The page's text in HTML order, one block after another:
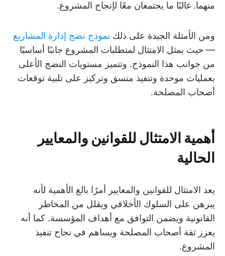
منهما. غالبًا ما يجتمعان معًا لإنجاح المشروع.
ومن الأمثلة الجيدة على ذلك نموذج نضج إدارة المشاريع
— حيث يمثل الامتثال لمتطلبات المشروع جانبًا أساسيًا
من جوانب هذا النموذج. وتتميز مستويات النضج الأعلى
بعمليات موحدة وتنفيذ متسق وتركيز على تلبية توقعات
أصحاب المصلحة.
أهمية الامتثال للقوانين والمعايير
الحالية
يعد الامتثال للقوانين والمعايير أمرًا بالغ الأهمية لأنه
يبرهن على السلوك الأخلاقي ويقلل من المخاطر
القانونية ويضمن التوافق مع أهداف المؤسسة. كما أنه
يعزز ثقة أصحاب المصلحة ويساهم في نجاح تنفيذ
المشروع.